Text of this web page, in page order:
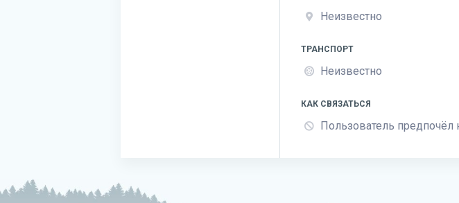
Неизвестно
ТРАНСПОРТ
Неизвестно
КАК СВЯЗАТЬСЯ
Пользователь